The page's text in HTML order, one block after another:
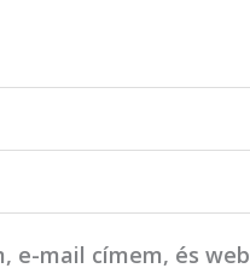
e-mail címem, és